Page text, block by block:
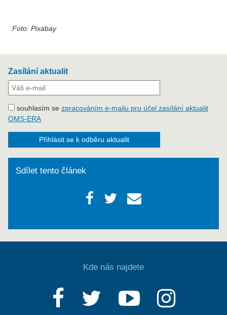
Foto: Pixabay
Zasílání aktualit
souhlasím se zpracováním e-mailu pro účel zasílání aktualit
OMS-ERA
Přihlásit se k odběru aktualit
Sdílet tento článek
Kde nás najdete